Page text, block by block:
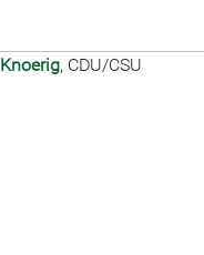
Knoerig, CDU/CSU